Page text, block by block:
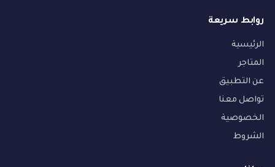
روابط سريعة
الرئيسية
المتاجر
عن التطبيق
تواصل معنا
الخصوصية
الشروط